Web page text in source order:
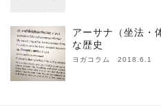
アーサナ（坐法・
な歴史
ヨガコラム 2018.6.1